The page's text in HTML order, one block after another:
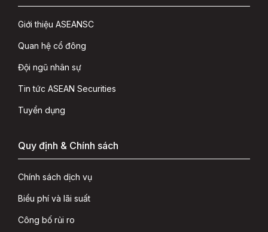
Giới thiệu ASEANSC
Quan hệ cổ đông
Đội ngũ nhân sự
Tin tức ASEAN Securities
Tuyển dụng
Quy định & Chính sách
Chính sách dịch vụ
Biểu phí và lãi suất
Công bố rủi ro